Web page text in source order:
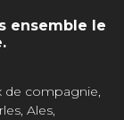
ensemble le
de compagnie,
Ales,